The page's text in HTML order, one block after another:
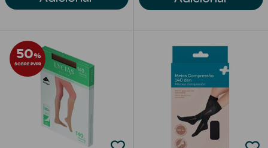
Pele Seca
50%
SOBRE PVPR